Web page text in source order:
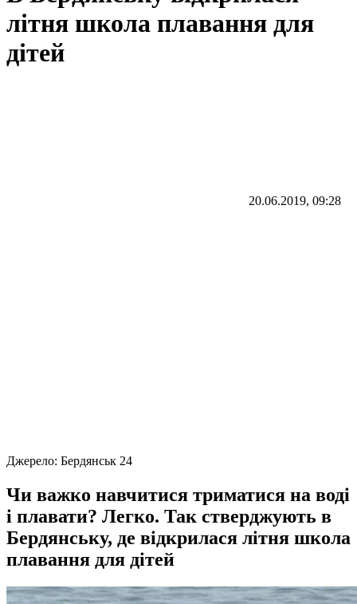
літня школа плавання для
дітей
20.06.2019, 09:28
Джерело: Бердянськ 24
Чи важко навчитися триматися на воді
і плавати? Легко. Так стверджують в
Бердянську, де відкрилася літня школа
плавання для дітей